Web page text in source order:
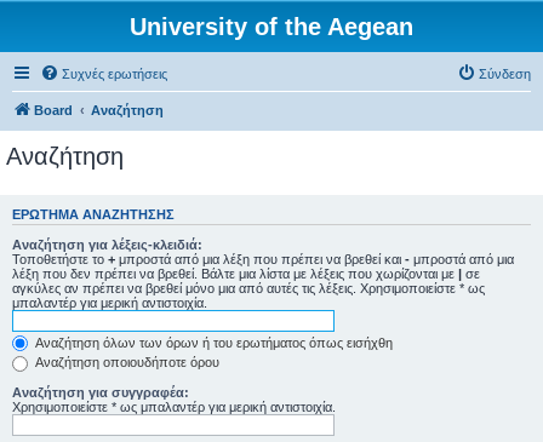
University of the Aegean
Συχνές ερωτήσεις Σύνδεση
Board Αναζήτηση
Αναζήτηση
ΕΡΏΤΗΜΑ ΑΝΑΖΉΤΗΣΗΣ
Αναζήτηση για λέξεις-κλειδιά:
Τοποθετήστε το + μπροστά από μια λέξη που πρέπει να βρεθεί και - μπροστά από μια
λέξη που δεν πρέπει να βρεθεί. Βάλτε μια λίστα με λέξεις που χωρίζονται με | σε
αγκύλες αν πρέπει να βρεθεί μόνο μια από αυτές τις λέξεις. Χρησιμοποιείστε * ως
μπαλαντέρ για μερική αντιστοιχία.
Αναζήτηση όλων των όρων ή του ερωτήματος όπως εισήχθη
Αναζήτηση οποιουδήποτε όρου
Αναζήτηση για συγγραφέα:
Χρησιμοποιείστε * ως μπαλαντέρ για μερική αντιστοιχία.